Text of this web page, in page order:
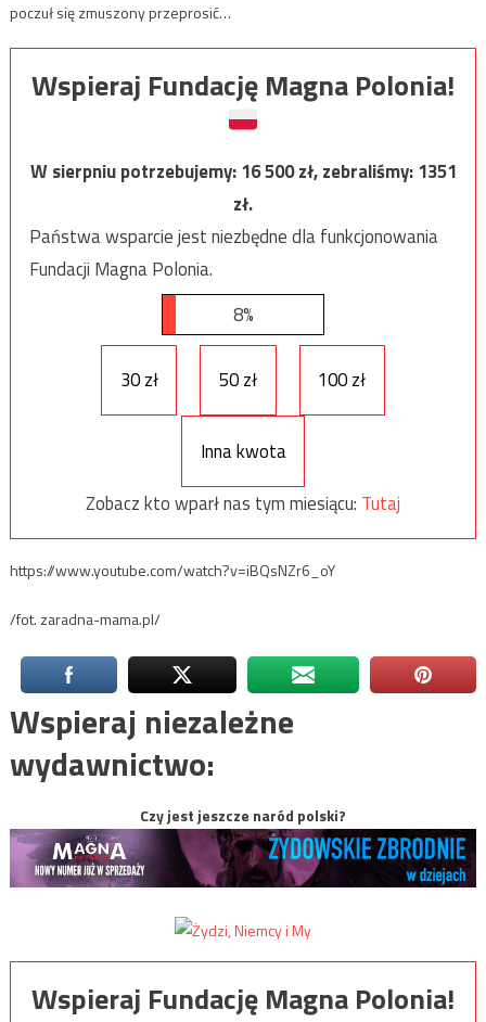
poczuł się zmuszony przeprosić…
Wspieraj Fundację Magna Polonia!
W sierpniu potrzebujemy:16 500zł, zebraliśmy:1351
zł.
Państwa wsparcie jest niezbędne dla funkcjonowania
Fundacji Magna Polonia.
8%
30 zł 50 zł 100 zł
Inna kwota
Zobacz kto wparł nas tym miesiącu: Tutaj
https://www.youtube.com/watch?v=iBQsNZr6_oY
/fot. zaradna-mama.pl/
Wspieraj niezależne
wydawnictwo:
Czy jest jeszcze naród polski?
Wspieraj Fundację Magna Polonia!